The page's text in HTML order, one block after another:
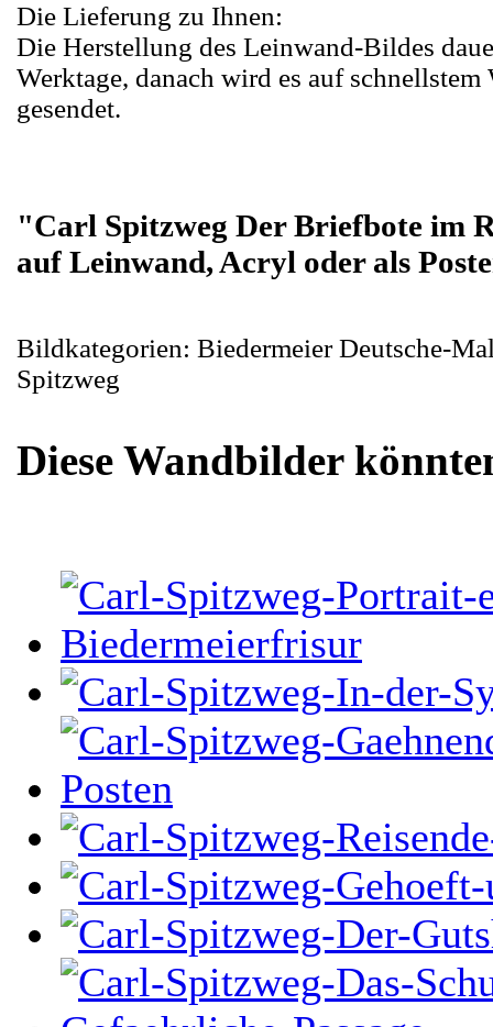
Die Lieferung zu Ihnen:
Die Herstellung des Leinwand-Bildes
Werktage, danach wird es auf schnellstem
gesendet.
"Carl Spitzweg Der Briefbote im
auf Leinwand, Acryl oder als
Bildkategorien: Biedermeier Deutsche-
Spitzweg
Diese Wandbilder